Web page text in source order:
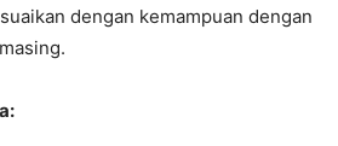
dengan kemampuan dengan